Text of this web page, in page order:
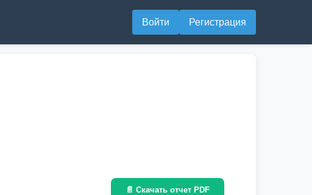
Войти Регистрация
📄 Скачать отчет PDF